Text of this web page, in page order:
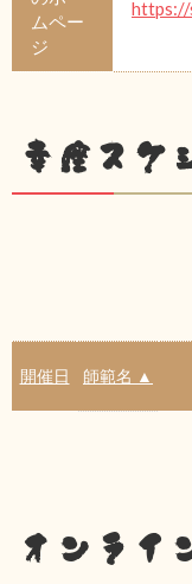
ムペー
ジ
https://
幸座スケ
開催日 師範名 ▲
オンライ